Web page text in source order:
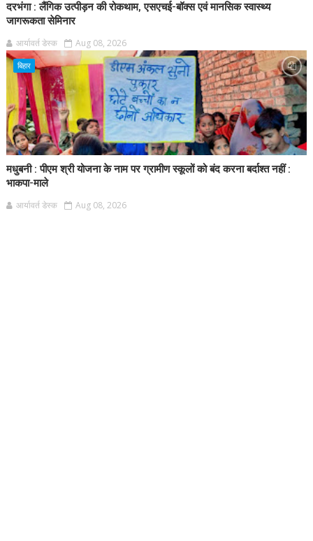
दरभंगा : लैंगिक उत्पीड़न की रोकथाम, एसएचई-बॉक्स एवं मानसिक स्वास्थ्य
जागरूकता सेमिनार
आर्यावर्त डेस्क Aug 08, 2026
बिहार
मधुबनी : पीएम श्री योजना के नाम पर ग्रामीण स्कूलों को बंद करना बर्दाश्त नहीं :
भाकपा-माले
आर्यावर्त डेस्क Aug 08, 2026